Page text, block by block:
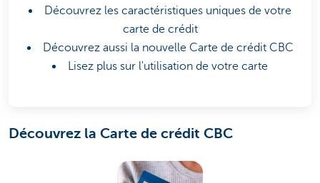
Découvrez les caractéristiques uniques de votre
carte de crédit
Découvrez aussi la nouvelle Carte de crédit CBC
Lisez plus sur l'utilisation de votre carte
Découvrez la Carte de crédit CBC